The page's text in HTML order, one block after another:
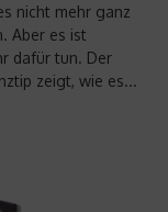
nicht mehr ganz
Aber es ist
dafür tun. Der
zeigt, wie es...